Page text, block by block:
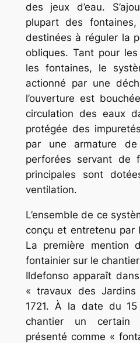
des jeux d’eau.
plupart des fontaines,
destinées à réguler la
obliques. Tant pour
les fontaines, le
actionné par une
l’ouverture est
circulation des eaux
protégée des
par une armature
perforées servant de
principales sont
ventilation.
L’ensemble de ce
conçu et entretenu par
La première mention
fontainier sur le
Ildefonso apparaît
« travaux des
1721. À la date du
chantier un certain
présenté comme «